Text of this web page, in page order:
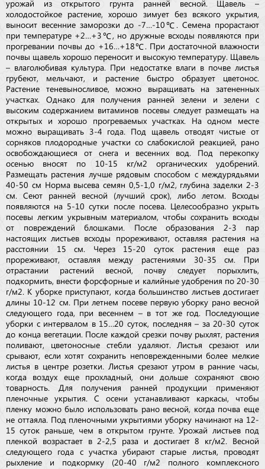
урожай из открытого грунта ранней весной. Щавель –
холодостойкое растение, хорошо зимует без всякого укрытия,
выносит весенние заморозки до -7…-10℃. Семена прорастают
при температуре +2…+3℃, но дружные всходы появляются при
прогревании почвы до +16…+18℃. При достаточной влажности
почвы щавель хорошо переносит и высокую температуру. Щавель
– влаголюбивая культура. При недостатке влаги в почве листья
грубеют, мельчают, и растение быстро образует цветонос.
Растение теневыносливое, можно выращивать на затененных
участках. Однако для получения ранней зелени и зелени с
высоким содержанием витаминов посевы следует размещать на
открытых и хорошо прогреваемых участках. На одном месте
можно выращивать 3-4 года. Под щавель отводят чистые от
сорняков плодородные участки со слабокислой реакцией, рано
освобождающиеся от снега и весенних вод. Под перекопку
осенью вносят по 10-15 кг/м2 органических удобрений.
Размещать растения лучше рядовым способом с междурядьями
40-50 см Норма высева семян 0,5-1,0 г/м2, глубина заделки 2-3
см. Сеют ранней весной (лучший срок), либо летом. Всходы
появляются на 5-10 сутки после посева. Целесообразно укрыть
посевы легким укрывным материалом, чтобы сохранить всходы
от повреждений блошками. После образования 2-3 пар
настоящих листьев всходы прореживают, оставляя растения на
расстоянии 15 см. Через 15-20 суток растения еще раз
прореживают, оставляя между растениями 30-35 см. При
отрастании растений весной, почву следует порыхлить,
подкормить, внести форсфорные и калийные удобрения по 20-30
г/м2. К уборке приступают, когда большинство листьев достигает
длины 10-12 см. При летнем посеве первую уборку рано весной
следующего года, при весеннем – в тот же год. Последующие
уборки с интервалом в 15…20 суток, последняя – за 20-30 суток
до конца вегетации. После каждой срезки почву рыхлят, растения
поливают, цветоносные стебли удаляют. Листья срезают или
срывают, если хотят сохранить неповрежденными более мелкие
листья в центре розетки. Листья срезают утром в ранние часы,
когда воздух еще прохладный, они дольше сохраняют свою
товарность. Для получения ранней продукции применяют
пленочные укрытия. С осени устанавливают каркасы, чтобы
пленку можно было использовать рано весной, когда почва еще
не оттаяла. Под пленочными укрытиями уборку начинают на 12-
15 суток раньше, чем в открытом грунте. Урожай листьев под
пленкой возрастает в 2-2,5 раза и достигает 8 кг/м2. Весной
следующего года с участка убирают старые листья, проводят
рыхление и подкормку (20-40 г/м2 полного комплексного